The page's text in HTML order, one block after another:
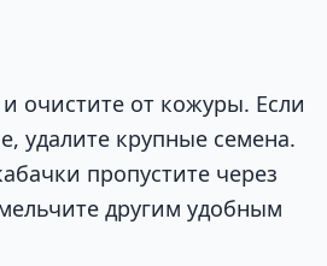
очистите от кожуры. Если
удалите крупные семена.
пропустите через
другим удобным